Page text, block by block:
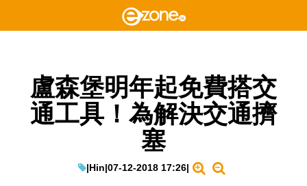
盧森堡明年起免費搭交
通工具！為解決交通擠
塞
|Hin|07-12-2018 17:26|